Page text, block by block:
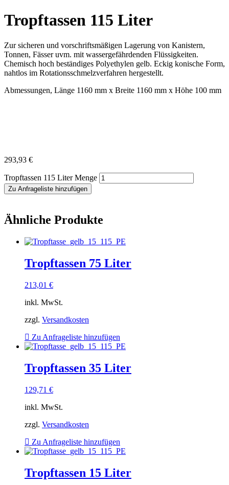
Tropftassen 115 Liter
Zur sicheren und vorschriftsmäßigen Lagerung von Kanistern,
Tonnen, Fässer uvm. mit wassergefährdenden Flüssigkeiten.
Chemisch hoch beständiges Polyethylen gelb. Eckig konische Form,
nahtlos im Rotationsschmelzverfahren hergestellt.
Abmessungen, Länge 1160 mm x Breite 1160 mm x Höhe 100 mm
293,93 €
Tropftassen 115 Liter Menge
Zu Anfrageliste hinzufügen
Ähnliche Produkte
Tropftassen 75 Liter
213,01 €
inkl. MwSt.
zzgl. Versandkosten
Zu Anfrageliste hinzufügen
Tropftassen 35 Liter
129,71 €
inkl. MwSt.
zzgl. Versandkosten
Zu Anfrageliste hinzufügen
Tropftassen 15 Liter